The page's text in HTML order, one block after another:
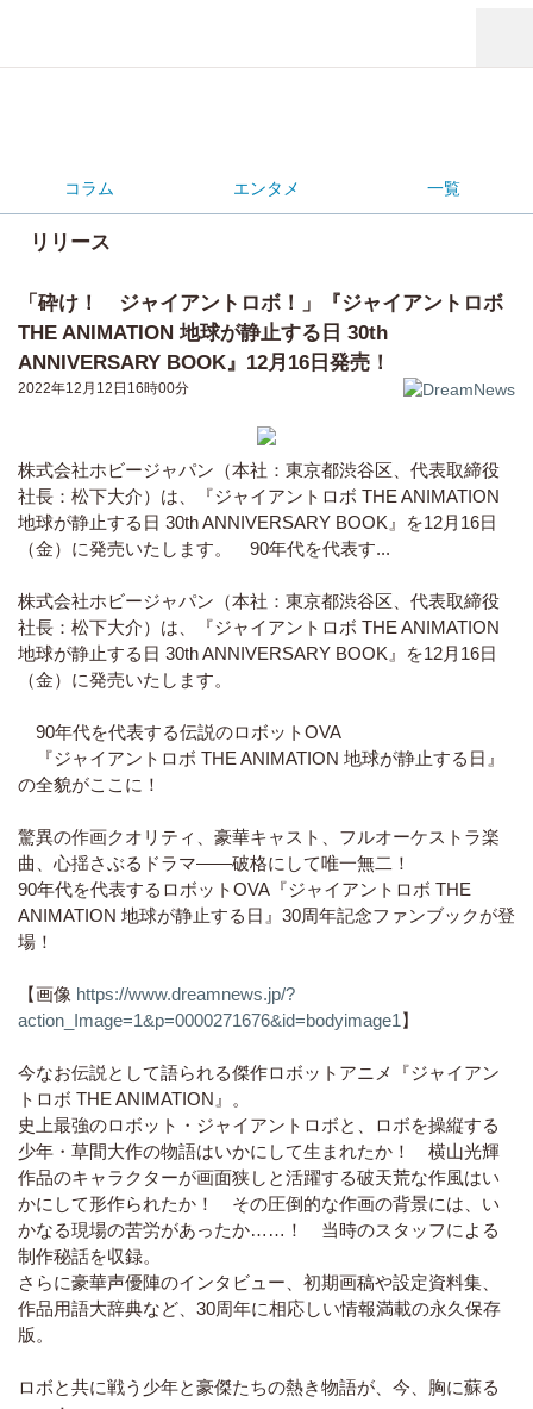
コラム エンタメ 一覧
リリース
「砕け！ ジャイアントロボ！」『ジャイアントロボ
THE ANIMATION 地球が静止する日 30th
ANNIVERSARY BOOK』12月16日発売！
2022年12月12日16時00分
株式会社ホビージャパン（本社：東京都渋谷区、代表取締役
社長：松下大介）は、『ジャイアントロボ THE ANIMATION
地球が静止する日 30th ANNIVERSARY BOOK』を12月16日
（金）に発売いたします。 90年代を代表す...
株式会社ホビージャパン（本社：東京都渋谷区、代表取締役
社長：松下大介）は、『ジャイアントロボ THE ANIMATION
地球が静止する日 30th ANNIVERSARY BOOK』を12月16日
（金）に発売いたします。
90年代を代表する伝説のロボットOVA
『ジャイアントロボ THE ANIMATION 地球が静止する日』
の全貌がここに！
驚異の作画クオリティ、豪華キャスト、フルオーケストラ楽
曲、心揺さぶるドラマ――破格にして唯一無二！
90年代を代表するロボットOVA『ジャイアントロボ THE
ANIMATION 地球が静止する日』30周年記念ファンブックが登
場！
【画像 https://www.dreamnews.jp/?
action_Image=1&p=0000271676&id=bodyimage1 】
今なお伝説として語られる傑作ロボットアニメ『ジャイアン
トロボ THE ANIMATION』。
史上最強のロボット・ジャイアントロボと、ロボを操縦する
少年・草間大作の物語はいかにして生まれたか！ 横山光輝
作品のキャラクターが画面狭しと活躍する破天荒な作風はい
かにして形作られたか！ その圧倒的な作画の背景には、い
かなる現場の苦労があったか……！ 当時のスタッフによる
制作秘話を収録。
さらに豪華声優陣のインタビュー、初期画稿や設定資料集、
作品用語大辞典など、30周年に相応しい情報満載の永久保存
版。
ロボと共に戦う少年と豪傑たちの熱き物語が、今、胸に蘇る